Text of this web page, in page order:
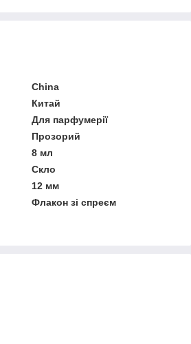
China
Китай
Для парфумерії
Прозорий
8 мл
Скло
12 мм
Флакон зі спреєм